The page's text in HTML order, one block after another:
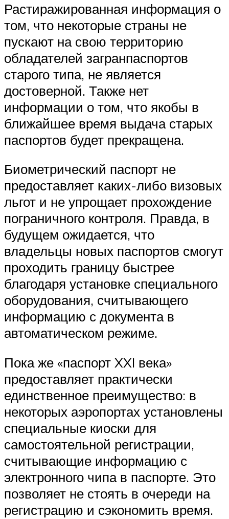
Растиражированная информация о
том, что некоторые страны не
пускают на свою территорию
обладателей загранпаспортов
старого типа, не является
достоверной. Также нет
информации о том, что якобы в
ближайшее время выдача старых
паспортов будет прекращена.
Биометрический паспорт не
предоставляет каких-либо визовых
льгот и не упрощает прохождение
пограничного контроля. Правда, в
будущем ожидается, что
владельцы новых паспортов смогут
проходить границу быстрее
благодаря установке специального
оборудования, считывающего
информацию с документа в
автоматическом режиме.
Пока же «паспорт XXI века»
предоставляет практически
единственное преимущество: в
некоторых аэропортах установлены
специальные киоски для
самостоятельной регистрации,
считывающие информацию с
электронного чипа в паспорте. Это
позволяет не стоять в очереди на
регистрацию и сэкономить время.